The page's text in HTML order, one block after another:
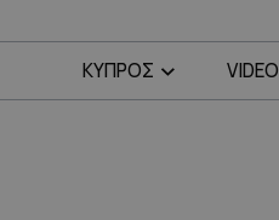
ΚΥΠΡΟΣ VIDEO